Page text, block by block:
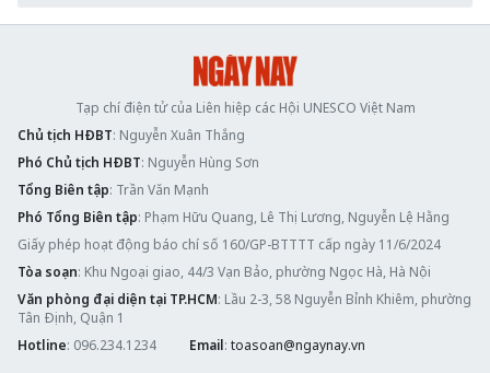
Tạp chí điện tử của Liên hiệp các Hội UNESCO Việt Nam
Chủ tịch HĐBT: Nguyễn Xuân Thắng
Phó Chủ tịch HĐBT: Nguyễn Hùng Sơn
Tổng Biên tập: Trần Văn Mạnh
Phó Tổng Biên tập: Phạm Hữu Quang, Lê Thị Lương, Nguyễn Lệ Hằng
Giấy phép hoạt động báo chí số 160/GP-BTTTT cấp ngày 11/6/2024
Tòa soạn: Khu Ngoại giao, 44/3 Vạn Bảo, phường Ngọc Hà, Hà Nội
Văn phòng đại diện tại TP.HCM: Lầu 2-3, 58 Nguyễn Bỉnh Khiêm, phường
Tân Định, Quận 1
Hotline: 096.234.1234 Email: toasoan@ngaynay.vn